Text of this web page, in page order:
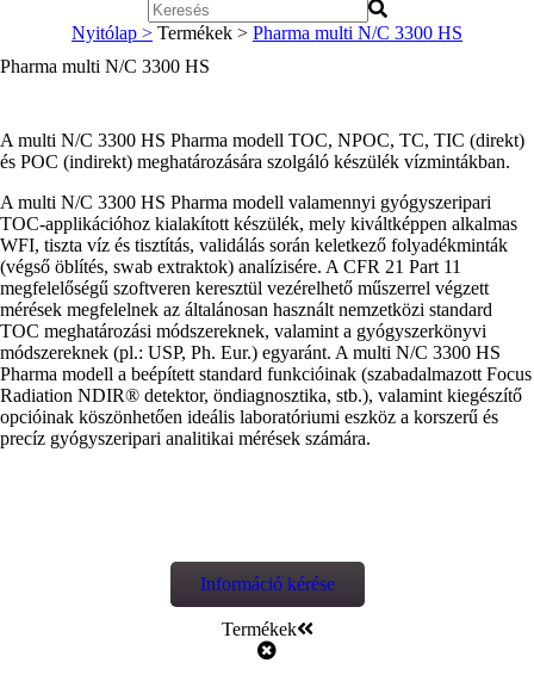
Nyitólap > Termékek > Pharma multi N/C 3300 HS
Pharma multi N/C 3300 HS
A multi N/C 3300 HS Pharma modell TOC, NPOC, TC, TIC (direkt)
és POC (indirekt) meghatározására szolgáló készülék vízmintákban.
A multi N/C 3300 HS Pharma modell valamennyi gyógyszeripari
TOC-applikációhoz kialakított készülék, mely kiváltképpen alkalmas
WFI, tiszta víz és tisztítás, validálás során keletkező folyadékminták
(végső öblítés, swab extraktok) analízisére. A CFR 21 Part 11
megfelelőségű szoftveren keresztül vezérelhető műszerrel végzett
mérések megfelelnek az általánosan használt nemzetközi standard
TOC meghatározási módszereknek, valamint a gyógyszerkönyvi
módszereknek (pl.: USP, Ph. Eur.) egyaránt. A multi N/C 3300 HS
Pharma modell a beépített standard funkcióinak (szabadalmazott Focus
Radiation NDIR® detektor, öndiagnosztika, stb.), valamint kiegészítő
opcióinak köszönhetően ideális laboratóriumi eszköz a korszerű és
precíz gyógyszeripari analitikai mérések számára.
Információ kérése
Termékek